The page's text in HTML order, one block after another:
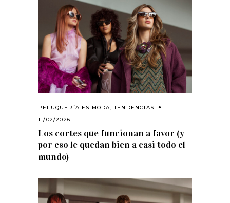
PELUQUERÍA ES MODA,TENDENCIAS
11/02/2026
Los cortes que funcionan a favor (y
por eso le quedan bien a casi todo el
mundo)